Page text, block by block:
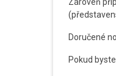
Doručené
Pokud